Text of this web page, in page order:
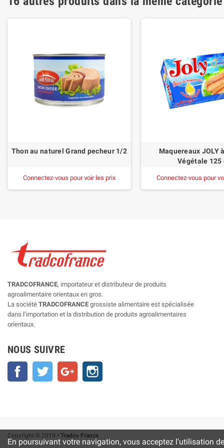
Thon au naturel Grand pecheur 1/2
Connectez-vous pour voir les prix
Maquereaux JOLY
Végétale 125
Connectez-vous pour
TRADCOFRANCE, importateur et distributeur de produits
agroalimentaire orientaux en gros.
La société TRADCOFRANCE grossiste alimentaire est spécialisée
dans l’importation et la distribution de produits agroalimentaires
orientaux.
NOUS SUIVRE
Facebook Twitter Google+
Copyright © 2019 • Tradco France
En poursuivant votre navigation, vous acceptez l'utilisation